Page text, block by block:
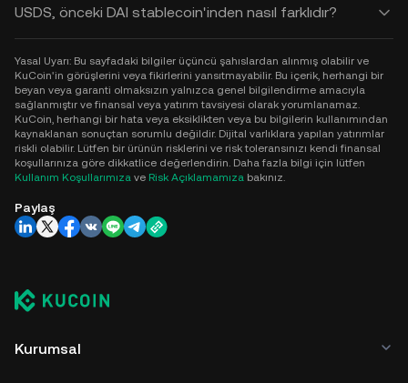
USDS, önceki DAI stablecoin'inden nasıl farklıdır?
Yasal Uyarı: Bu sayfadaki bilgiler üçüncü şahıslardan alınmış olabilir ve
KuCoin'in görüşlerini veya fikirlerini yansıtmayabilir. Bu içerik, herhangi bir
beyan veya garanti olmaksızın yalnızca genel bilgilendirme amacıyla
sağlanmıştır ve finansal veya yatırım tavsiyesi olarak yorumlanamaz.
KuCoin, herhangi bir hata veya eksiklikten veya bu bilgilerin kullanımından
kaynaklanan sonuçtan sorumlu değildir. Dijital varlıklara yapılan yatırımlar
riskli olabilir. Lütfen bir ürünün risklerini ve risk toleransınızı kendi finansal
koşullarınıza göre dikkatlice değerlendirin. Daha fazla bilgi için lütfen
Kullanım Koşullarımıza ve Risk Açıklamamıza bakınız.
Paylaş
Kurumsal